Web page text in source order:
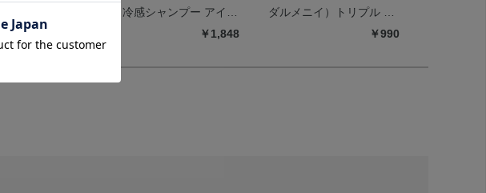
ル 冷感シャンプー アイス
￥1,848
ダルメニイ）トリプル ト
￥990